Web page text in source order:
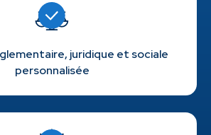
juridique et sociale
personnalisée